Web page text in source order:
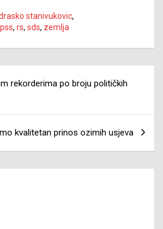
stanivukovic,
pss, rs, sds, zemlja
rekorderima po broju političkih
kvalitetan prinos ozimih usjeva